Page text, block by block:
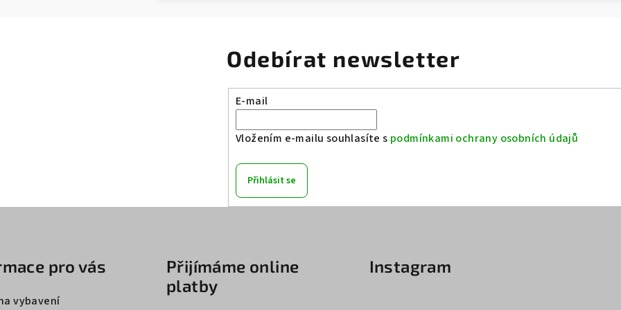
Odebírat newsletter
E-mail
Vložením e-mailu souhlasíte s podmínkami ochrany osobních údajů
Přihlásit se
pro vás
vybavení
Přijímáme online
platby
Instagram